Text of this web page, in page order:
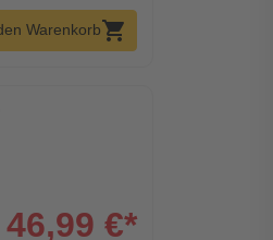
Menge
Warenkorbshopping_cart
46,99 €*